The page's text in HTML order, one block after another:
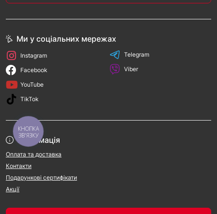
Інформація
Оплата та доставка
Контакти
Подарункові сертифікати
Акції
Ми у соціальних мережах
Instagram
Facebook
YouTube
TikTok
Telegram
Viber
КНОПКА
ЗВ'ЯЗКУ